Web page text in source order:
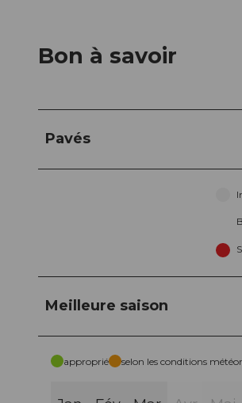
Bon à savoir
Pavés
Meilleure saison
approprié selon les conditions